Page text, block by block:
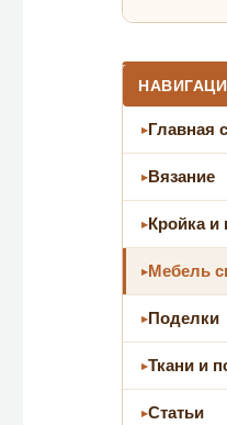
Главная
Вязание
Кройка и
Мебель
Поделки
Ткани и
Статьи